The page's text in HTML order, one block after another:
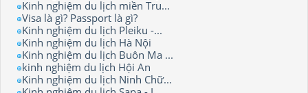
Kinh nghiệm du lịch miền Tru...
Visa là gì? Passport là gì?
Kinh nghiệm du lịch Pleiku -...
Kinh nghiệm du lịch Hà Nội
Kinh nghiệm du lịch Buôn Ma ...
kinh nghiệm du lịch Hội An
Kinh nghiệm du lịch Ninh Chữ...